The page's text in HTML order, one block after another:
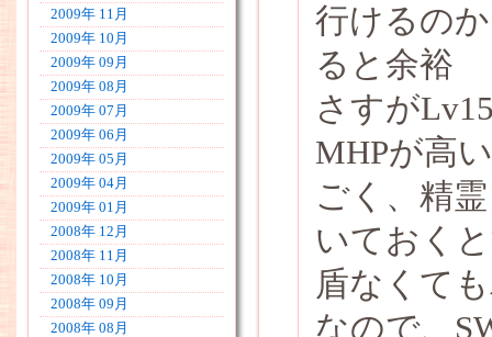
2009年 11月
2009年 10月
2009年 09月
2009年 08月
2009年 07月
2009年 06月
2009年 05月
2009年 04月
2009年 01月
2008年 12月
2008年 11月
2008年 10月
2008年 09月
2008年 08月
行けるの
ると余裕
さすが
MHPが高
ごく、精
いておく
盾なくて
なので、